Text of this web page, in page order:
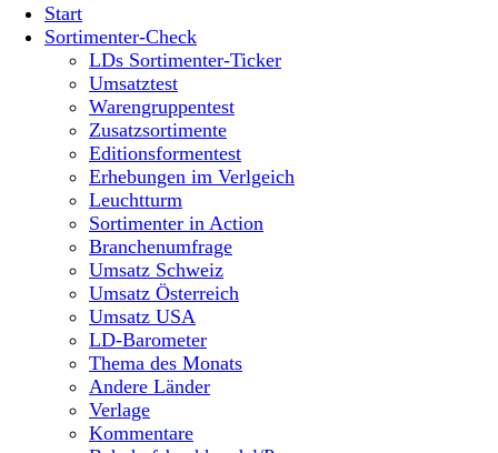
Start
Sortimenter-Check
LDs Sortimenter-Ticker
Umsatztest
Warengruppentest
Zusatzsortimente
Editionsformentest
Erhebungen im Verlgeich
Leuchtturm
Sortimenter in Action
Branchenumfrage
Umsatz Schweiz
Umsatz Österreich
Umsatz USA
LD-Barometer
Thema des Monats
Andere Länder
Verlage
Kommentare